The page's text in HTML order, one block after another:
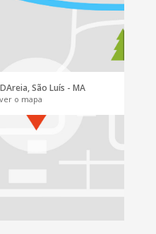
São Luís - MA
o mapa